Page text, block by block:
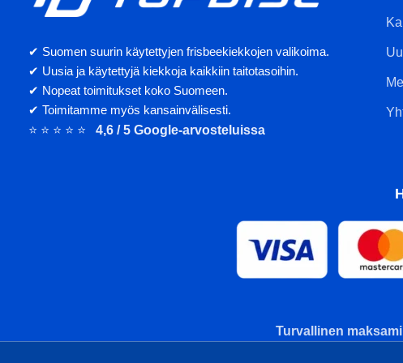
✔ Suomen suurin käytettyjen frisbeekiekkojen valikoima.
✔ Uusia ja käytettyjä kiekkoja kaikkiin taitotasoihin.
✔ Nopeat toimitukset koko Suomeen.
✔ Toimitamme myös kansainvälisesti.
⭐ ⭐ ⭐ ⭐ ⭐ 4,6 / 5 Google-arvosteluissa
Turvallinen